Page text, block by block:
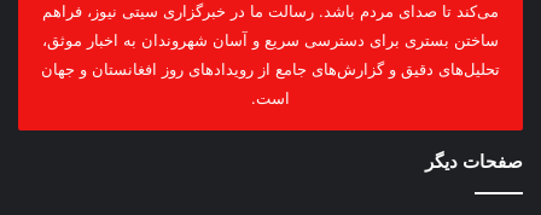
می‌کند تا صدای مردم باشد. رسالت ما در خبرگزاری سیتی نیوز، فراهم
ساختن بستری برای دسترسی سریع و آسان شهروندان به اخبار موثق،
تحلیل‌های دقیق و گزارش‌های جامع از رویدادهای روز افغانستان و جهان
است.
صفحات دیگر